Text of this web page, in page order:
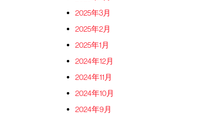
2025年3月
2025年2月
2025年1月
2024年12月
2024年11月
2024年10月
2024年9月